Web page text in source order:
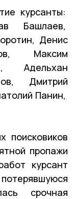
курсанты:
Башлаев,
Денис
Максим
Адельхан
Дмитрий
Панин,
поисковиков
пропажи
курсант
срочная